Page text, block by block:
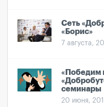
Сеть
«Борис»
7 августа,
«Победим
семинары
20 июня,